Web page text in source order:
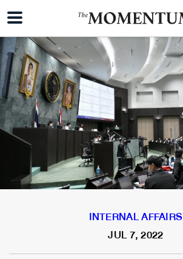
INTERNAL AFFAIRS
JUL 7, 2022